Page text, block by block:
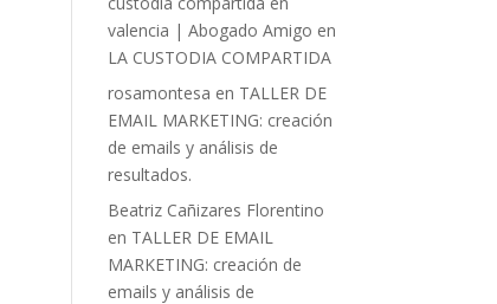
valencia | Abogado Amigo en
LA CUSTODIA COMPARTIDA
rosamontesa en TALLER DE
EMAIL MARKETING: creación
de emails y análisis de
resultados.
Beatriz Cañizares Florentino
en TALLER DE EMAIL
MARKETING: creación de
emails y análisis de